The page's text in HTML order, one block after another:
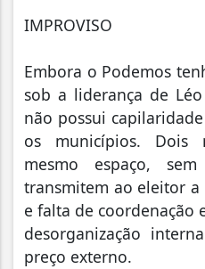
IMPROVISO
Embora o Podemos
sob a liderança de
não possui
os municípios. Dois
mesmo espaço,
transmitem ao eleitor a
e falta de coordenação
desorganização
preço externo.